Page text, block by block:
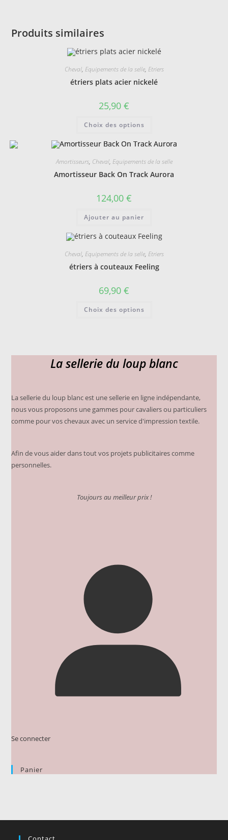
Produits similaires
Cheval, Equipements de la selle, Etriers
étriers plats acier nickelé
25,90 €
Choix des options
plusieurs
variations.
options
être
Amortisseurs, Cheval, Equipements de la selle
Amortisseur Back On Track Aurora
124,00 €
Ajouter au panier
Cheval, Equipements de la selle, Etriers
étriers à couteaux Feeling
69,90 €
Choix des options
peuvent
être
choisies
du
produit
La sellerie du loup blanc
La sellerie du loup blanc est une sellerie en ligne indépendante,
nous vous proposons une gammes pour cavaliers ou particuliers
comme pour vos chevaux avec un service d'impression textile.
Afin de vous aider dans tout vos projets publicitaires comme
personnelles.
Toujours au meilleur prix !
Se connecter
Panier